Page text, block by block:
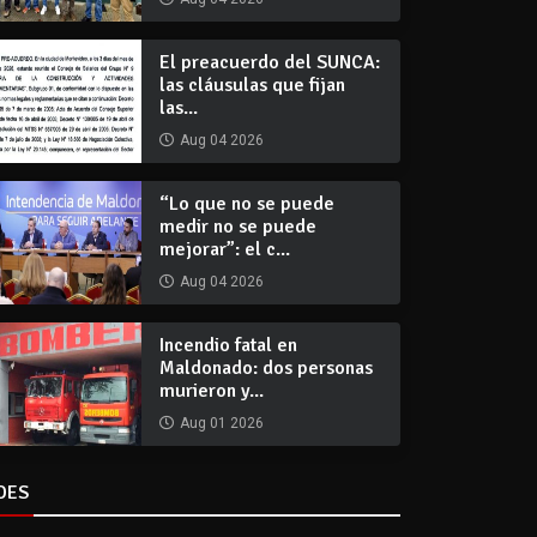
El preacuerdo del SUNCA:
las cláusulas que fijan
las...
Aug 04 2026
“Lo que no se puede
medir no se puede
mejorar”: el c...
Aug 04 2026
Incendio fatal en
Maldonado: dos personas
murieron y...
Aug 01 2026